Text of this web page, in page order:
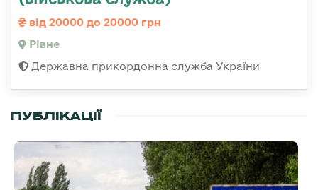
від 20000 до 20000 грн
Рівне
Державна прикордонна служба України
ПУБЛІКАЦІЇ